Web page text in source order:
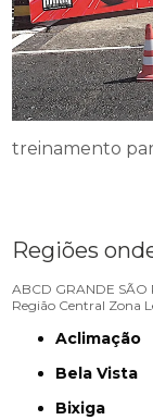
treinamento
Regiões
ABCD GRANDE SÃO
Região Central Zona
Aclimação
Bela Vista
Bixiga